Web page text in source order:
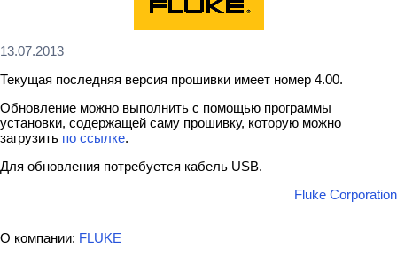
13.07.2013
Текущая последняя версия прошивки имеет номер 4.00.
Обновление можно выполнить с помощью программы
установки, содержащей саму прошивку, которую можно
загрузить по ссылке.
Для обновления потребуется кабель USB.
Fluke Corporation
О компании: FLUKE